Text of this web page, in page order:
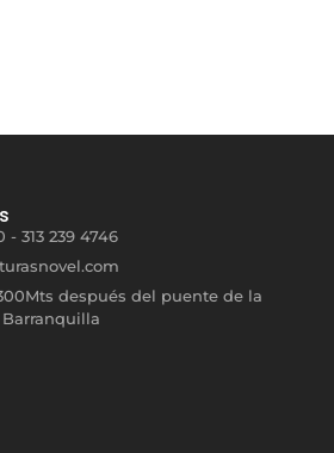
- 313 239 4746
después del puente de la